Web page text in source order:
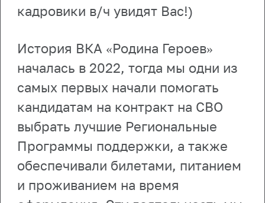
кадровики в/ч увидят Вас!)
История ВКА «Родина Героев»
началась в 2022, тогда мы одни из
самых первых начали помогать
кандидатам на контракт на СВО
выбрать лучшие Региональные
Программы поддержки, а также
обеспечивали билетами, питанием
и проживанием на время